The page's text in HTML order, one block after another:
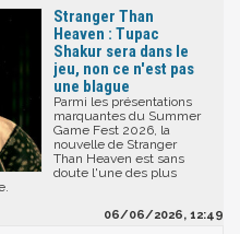
Stranger Than
Heaven : Tupac
Shakur sera dans le
jeu, non ce n'est pas
une blague
Parmi les présentations
marquantes du Summer
Game Fest 2026, la
nouvelle de Stranger
Than Heaven est sans
doute l'une des plus
06/06/2026, 12:49